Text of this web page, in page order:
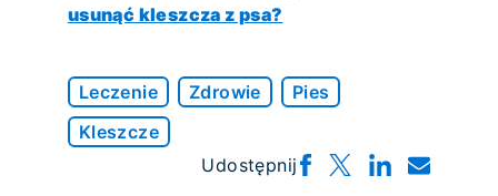
usunąć kleszcza z psa?
Leczenie Zdrowie
Pies
Kleszcze
Udostępnij